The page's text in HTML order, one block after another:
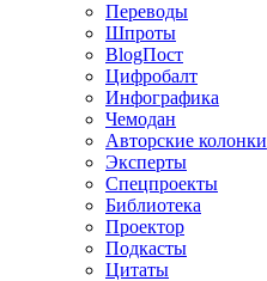
Переводы
Шпроты
BlogПост
Цифробалт
Инфографика
Чемодан
Авторские колонки
Эксперты
Спецпроекты
Библиотека
Проектор
Подкасты
Цитаты